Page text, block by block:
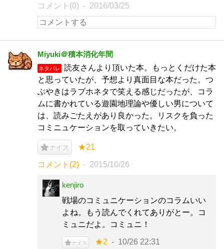
コメント(0) 2016/03/25
Miyuki＠積本消化年間
ネタバレ
読友さんより頂いた本。もっとくだけた本
と思っていたが、予想より真面目な本だった。つ
ぶやきはラブホネタで笑える感じだったが、コラ
ムに書かれている遊園地理論や優しい男について
は、読みごたえがあり良かった。リスクを負った
コミニュケーションを取っていきたい。
ナイス ★21
コメント(2) 2015/10/26
kenjiro
戦場のコミュニケーションのコラムいい
よね。もう読んでくれてありがとー。コ
ミュニだよ。コミュニ！
ナイス ★2 10/26 22:31